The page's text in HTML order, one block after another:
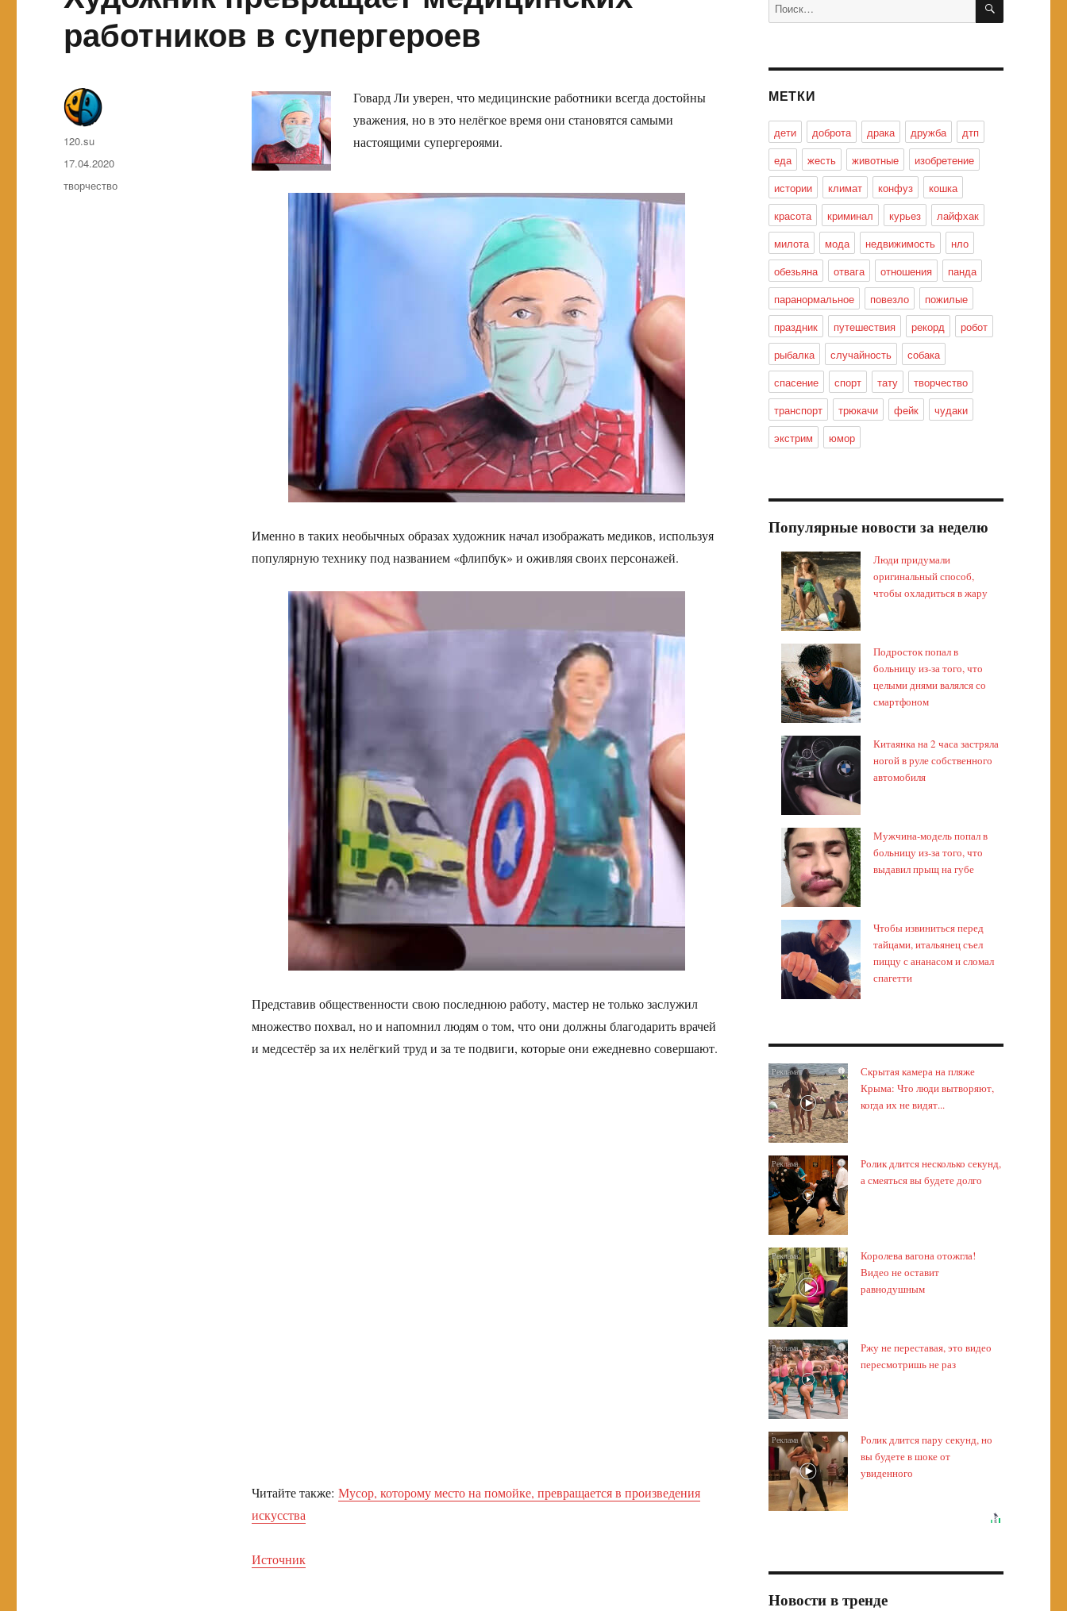
работников в супергероев
Говард Ли уверен, что медицинские работники всегда достойны
уважения, но в это нелёгкое время они становятся самыми
настоящими супергероями.
Именно в таких необычных образах художник начал изображать медиков, используя
популярную технику под названием «флипбук» и оживляя своих персонажей.
Представив общественности свою последнюю работу, мастер не только заслужил
множество похвал, но и напомнил людям о том, что они должны благодарить врачей
и медсестёр за их нелёгкий труд и за те подвиги, которые они ежедневно совершают.
Читайте также: Мусор, которому место на помойке, превращается в произведения
искусства
Источник
Автор
120.su
Опубликовано
17.04.2020
Метки
творчество
МЕТКИ
дети доброта драка дружба
дтп
еда
жесть животные
изобретение
истории
климат конфуз
кошка
красота
криминал курьез
лайфхак
милота
мода недвижимость
нло
обезьяна
отвага отношения
панда
паранормальное
повезло
пожилые
праздник
путешествия рекорд
робот
рыбалка
случайность
собака
спасение
спорт тату
творчество
транспорт
трюкачи фейк
чудаки
экстрим
юмор
Популярные новости за неделю
Люди придумали
оригинальный способ,
чтобы охладиться в жару
Подросток попал в
больницу из-за того, что
целыми днями валялся со
смартфоном
Китаянка на 2 часа застряла
ногой в руле собственного
автомобиля
Мужчина-модель попал в
больницу из-за того, что
выдавил прыщ на губе
Чтобы извиниться перед
тайцами, итальянец съел
пиццу с ананасом и сломал
спагетти
i
Скрытая камера на пляже
Крыма: Что люди вытворяют,
когда их не видят...
i
Ролик длится несколько секунд,
а смеяться вы будете долго
i
Королева вагона отожгла!
Видео не оставит
равнодушным
i
Ржу не переставая, это видео
пересмотришь не раз
i
Ролик длится пару секунд, но
вы будете в шоке от
увиденного
Новости в тренде